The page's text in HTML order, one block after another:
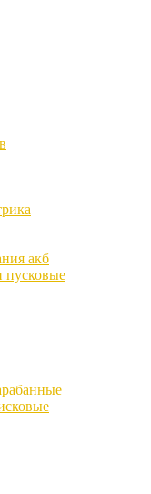
акб
пусковые